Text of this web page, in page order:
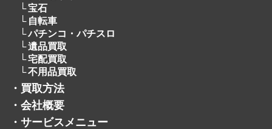
宝石
自転車
パチンコ・パチスロ
遺品買取
宅配買取
不用品買取
・ 買取方法
・ 会社概要
・ サービスメニュー